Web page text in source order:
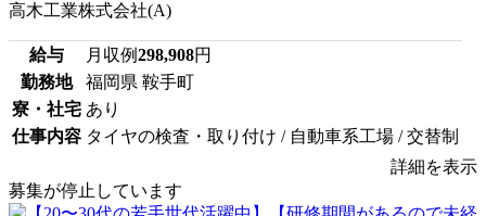
高木工業株式会社(A)
給与 月収例298,908円
勤務地
福岡県 鞍手町
寮・社宅 あり
仕事内容 タイヤの検査・取り付け / 自動車系工場 / 交替制
詳細を表示
募集が停止しています